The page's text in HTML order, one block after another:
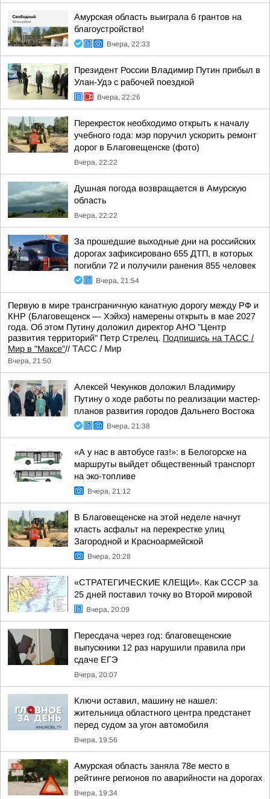
Амурская область выиграла 6 грантов на
благоустройство!
Вчера, 22:33
Президент России Владимир Путин прибыл в
Улан-Удэ с рабочей поездкой
Вчера, 22:26
Перекресток необходимо открыть к началу
учебного года: мэр поручил ускорить ремонт
дорог в Благовещенске (фото)
Вчера, 22:22
Душная погода возвращается в Амурскую
область
Вчера, 22:22
За прошедшие выходные дни на российских
дорогах зафиксировано 655 ДТП, в которых
погибли 72 и получили ранения 855 человек
Вчера, 21:54
Первую в мире трансграничную канатную дорогу между РФ и
КНР (Благовещенск — Хэйхэ) намерены открыть в мае 2027
года. Об этом Путину доложил директор АНО "Центр
развития территорий" Петр Стрелец. Подпишись на ТАСС /
Мир в "Максе"// ТАСС / Мир
Вчера, 21:50
Алексей Чекунков доложил Владимиру
Путину о ходе работы по реализации мастер-
планов развития городов Дальнего Востока
Вчера, 21:38
«А у нас в автобусе газ!»: в Белогорске на
маршруты выйдет общественный транспорт
на эко-топливе
Вчера, 21:12
В Благовещенске на этой неделе начнут
класть асфальт на перекрестке улиц
Загородной и Красноармейской
Вчера, 20:28
«СТРАТЕГИЧЕСКИЕ КЛЕЩИ». Как СССР за
25 дней поставил точку во Второй мировой
Вчера, 20:09
Пересдача через год: благовещенские
выпускники 12 раз нарушили правила при
сдаче ЕГЭ
Вчера, 20:07
Ключи оставил, машину не нашел:
жительница областного центра предстанет
перед судом за угон автомобиля
Вчера, 19:56
Амурская область заняла 78е место в
рейтинге регионов по аварийности на дорогах
Вчера, 19:34